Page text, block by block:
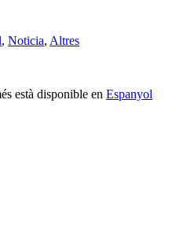
, Noticia, Altres
està disponible en Espanyol